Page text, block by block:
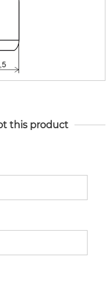
this product